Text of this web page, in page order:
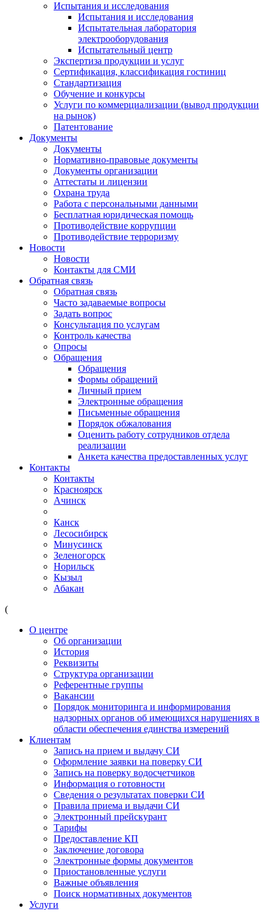
Испытания и исследования
Испытания и исследования
Испытательная лаборатория
электрооборудования
Испытательный центр
Экспертиза продукции и услуг
Сертификация, классификация гостиниц
Стандартизация
Обучение и конкурсы
Услуги по коммерциализации (вывод продукции
на рынок)
Патентование
Документы
Документы
Нормативно-правовые документы
Документы организации
Аттестаты и лицензии
Охрана труда
Работа с персональными данными
Бесплатная юридическая помощь
Противодействие коррупции
Противодействие терроризму
Новости
Новости
Контакты для СМИ
Обратная связь
Обратная связь
Часто задаваемые вопросы
Задать вопрос
Консультация по услугам
Контроль качества
Опросы
Обращения
Обращения
Формы обращений
Личный прием
Электронные обращения
Письменные обращения
Порядок обжалования
Оценить работу сотрудников отдела
реализации
Анкета качества предоставленных услуг
Контакты
Контакты
Красноярск
Ачинск
Канск
Лесосибирск
Минусинск
Зеленогорск
Норильск
Кызыл
Абакан
(
О центре
Об организации
История
Реквизиты
Структура организации
Референтные группы
Вакансии
Порядок мониторинга и информирования
надзорных органов об имеющихся нарушениях в
области обеспечения единства измерений
Клиентам
Запись на прием и выдачу СИ
Оформление заявки на поверку СИ
Запись на поверку водосчетчиков
Информация о готовности
Сведения о результатах поверки СИ
Правила приема и выдачи СИ
Электронный прейскурант
Тарифы
Предоставление КП
Заключение договора
Электронные формы документов
Приостановленные услуги
Важные объявления
Поиск нормативных документов
Услуги